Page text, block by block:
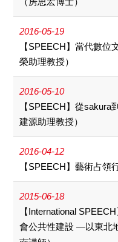
2016-05-19
【SPEECH】當代數位
榮助理教授）
2016-05-10
【SPEECH】從sakura
建源助理教授）
2016-04-12
【SPEECH】藝術占領
2015-06-18
【International
會公共性建設 ―以東北